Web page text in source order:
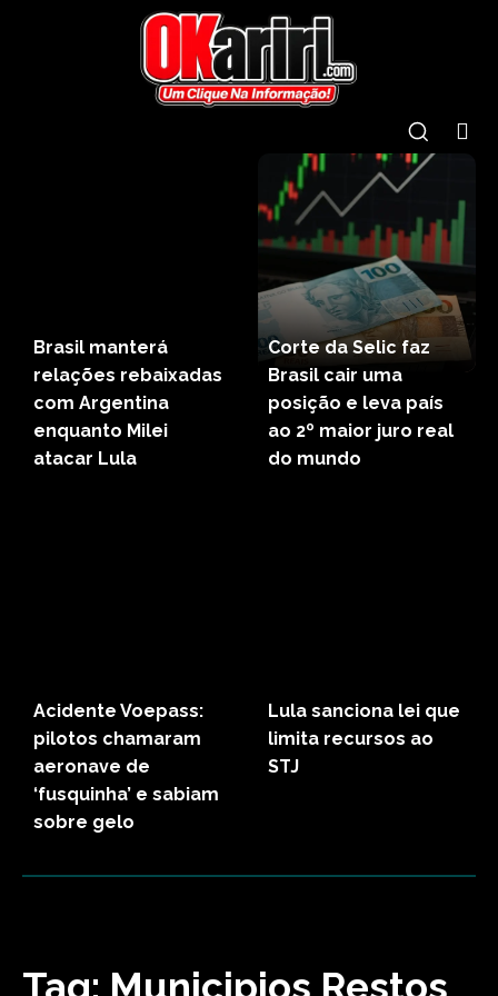
Brasil manterá
relações rebaixadas
com Argentina
enquanto Milei
atacar Lula
Corte da Selic faz
Brasil cair uma
posição e leva país
ao 2º maior juro real
do mundo
Acidente Voepass:
pilotos chamaram
aeronave de
‘fusquinha’ e sabiam
sobre gelo
Lula sanciona lei que
limita recursos ao
STJ
Tag: Municipios Restos